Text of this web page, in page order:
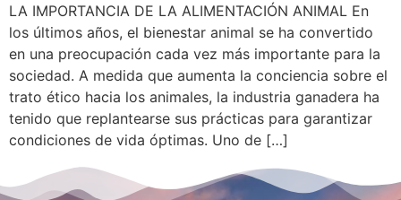
LA IMPORTANCIA DE LA ALIMENTACIÓN ANIMAL En
los últimos años, el bienestar animal se ha convertido
en una preocupación cada vez más importante para la
sociedad. A medida que aumenta la conciencia sobre el
trato ético hacia los animales, la industria ganadera ha
tenido que replantearse sus prácticas para garantizar
condiciones de vida óptimas. Uno de […]